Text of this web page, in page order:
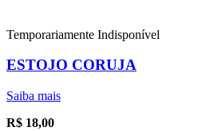
Temporariamente Indisponível
ESTOJO CORUJA
Saiba mais
R$ 18,00